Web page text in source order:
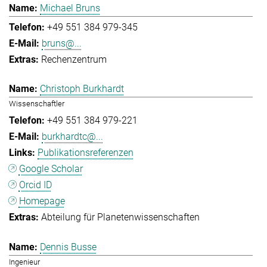
Michael Bruns
+49 551 384 979-345
bruns@...
Rechenzentrum
Christoph Burkhardt
Wissenschaftler
+49 551 384 979-221
burkhardtc@...
Publikationsreferenzen
Google Scholar
Orcid ID
Homepage
Abteilung für Planetenwissenschaften
Dennis Busse
Ingenieur